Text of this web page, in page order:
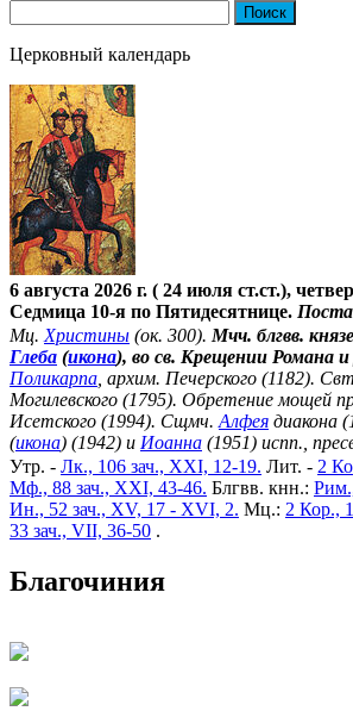
Церковный календарь
6 августа 2026 г. ( 24 июля ст.ст.),
Седмица 10-я по Пятидесятнице.
Мц. Христины (ок. 300). Мчч. блгвв.
Глеба (икона), во св. Крещении Романа и
Поликарпа , архим. Печерского (1182).
Могилевского (1795). Обретение мощей
Исетского (1994). Сщмч. Алфея диакона
(икона) (1942) и Иоанна (1951) испп.,
Утр. - Лк., 106 зач., XXI, 12-19. Лит. - 2
Мф., 88 зач., XXI, 43-46. Блгвв. кнн.:
Ин., 52 зач., XV, 17 - XVI, 2. Мц.: 2 Кор.,
33 зач., VII, 36-50 .
Благочиния